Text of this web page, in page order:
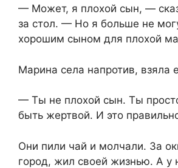
— Может, я плохой сын, —
за стол. — Но я больше не
хорошим сыном для плохой
Марина села напротив, взяла
— Ты не плохой сын. Ты
быть жертвой. И это
Они пили чай и молчали. За
город, жил своей жизнью. А у